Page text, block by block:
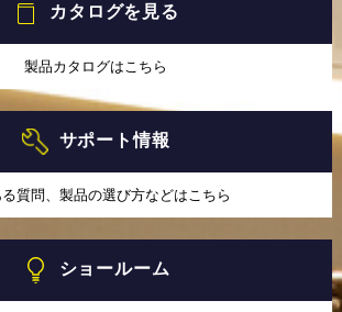
カタログを見る
製品カタログはこちら
サポート情報
る質問、製品の選び方などはこちら
ショールーム